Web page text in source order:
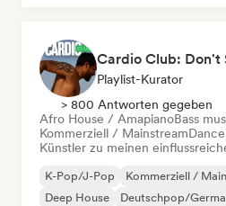
Cardio Club: Don't
Playlist-Kurator
> 800 Antworten gegeben
Afro House / AmapianoBass
Kommerziell / MainstreamDance
Künstler zu meinen
K-Pop/J-Pop Kommerziell /
Deep House
Deutschpop/